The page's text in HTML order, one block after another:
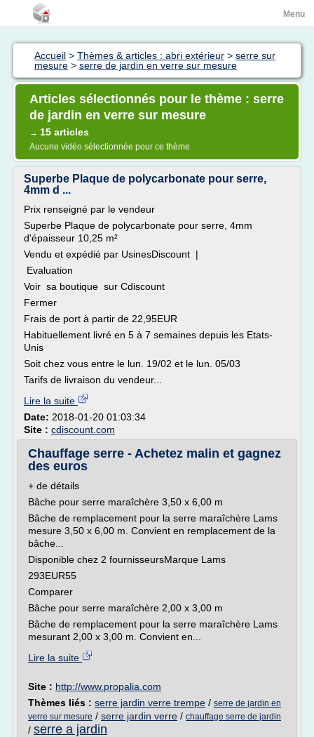
Menu
Accueil > Thèmes & articles : abri extérieur > serre sur
mesure > serre de jardin en verre sur mesure
Articles sélectionnés pour le thème : serre
de jardin en verre sur mesure
→ 15 articles
Aucune vidéo sélectionnée pour ce thème
Superbe Plaque de polycarbonate pour serre,
4mm d ...
Prix renseigné par le vendeur
Superbe Plaque de polycarbonate pour serre, 4mm
d'épaisseur 10,25 m²
Vendu et expédié par UsinesDiscount |
Evaluation
Voir sa boutique sur Cdiscount
Fermer
Frais de port à partir de 22,95EUR
Habituellement livré en 5 à 7 semaines depuis les Etats-
Unis
Soit chez vous entre le lun. 19/02 et le lun. 05/03
Tarifs de livraison du vendeur...
Lire la suite
Date: 2018-01-20 01:03:34
Site : cdiscount.com
Chauffage serre - Achetez malin et gagnez
des euros
+ de détails
Bâche pour serre maraîchère 3,50 x 6,00 m
Bâche de remplacement pour la serre maraîchère Lams
mesure 3,50 x 6,00 m. Convient en remplacement de la
bâche...
Disponible chez 2 fournisseursMarque Lams
293EUR55
Comparer
Bâche pour serre maraîchère 2,00 x 3,00 m
Bâche de remplacement pour la serre maraîchère Lams
mesurant 2,00 x 3,00 m. Convient en...
Lire la suite
Site : http://www.propalia.com
Thèmes liés : serre jardin verre trempe / serre de jardin en
verre sur mesure / serre jardin verre / chauffage serre de jardin
/ serre a jardin